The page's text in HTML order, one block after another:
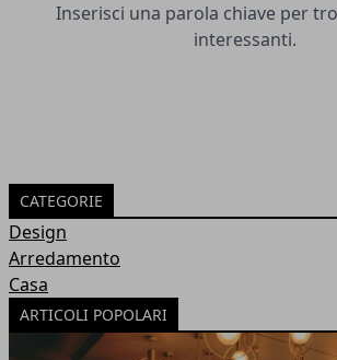
Inserisci una parola chiave per
interessanti.
CATEGORIE
Design
Arredamento
Casa
ARTICOLI POPOLARI